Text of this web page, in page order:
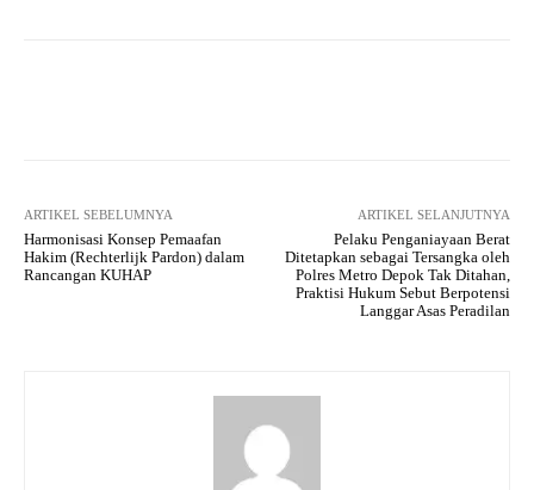
ARTIKEL SEBELUMNYA
Harmonisasi Konsep Pemaafan
Hakim (Rechterlijk Pardon) dalam
Rancangan KUHAP
ARTIKEL SELANJUTNYA
Pelaku Penganiayaan Berat
Ditetapkan sebagai Tersangka oleh
Polres Metro Depok Tak Ditahan,
Praktisi Hukum Sebut Berpotensi
Langgar Asas Peradilan